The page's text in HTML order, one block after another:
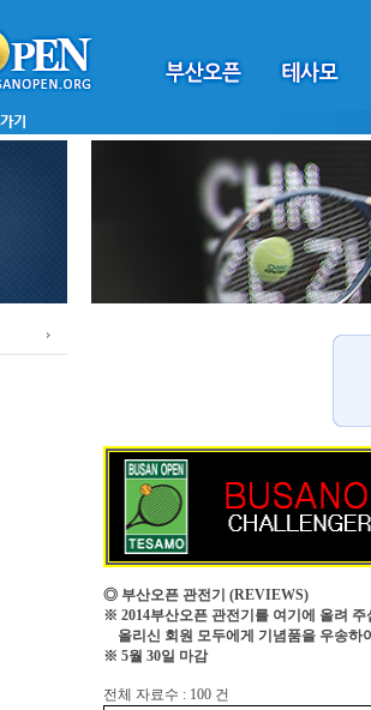
◎ 부산오픈 관전기 (REVIEWS)
※ 2014부산오픈 관전기를 여기에 올려 주
올리신 회원 모두에게 기념품을 우송하
※ 5월 30일 마감
전체 자료수 : 100 건